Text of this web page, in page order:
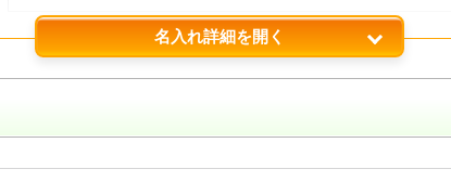
名入れ詳細を開く